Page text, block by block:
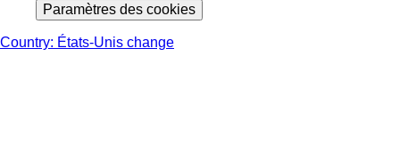
Paramètres des cookies
Country: États-Unis change